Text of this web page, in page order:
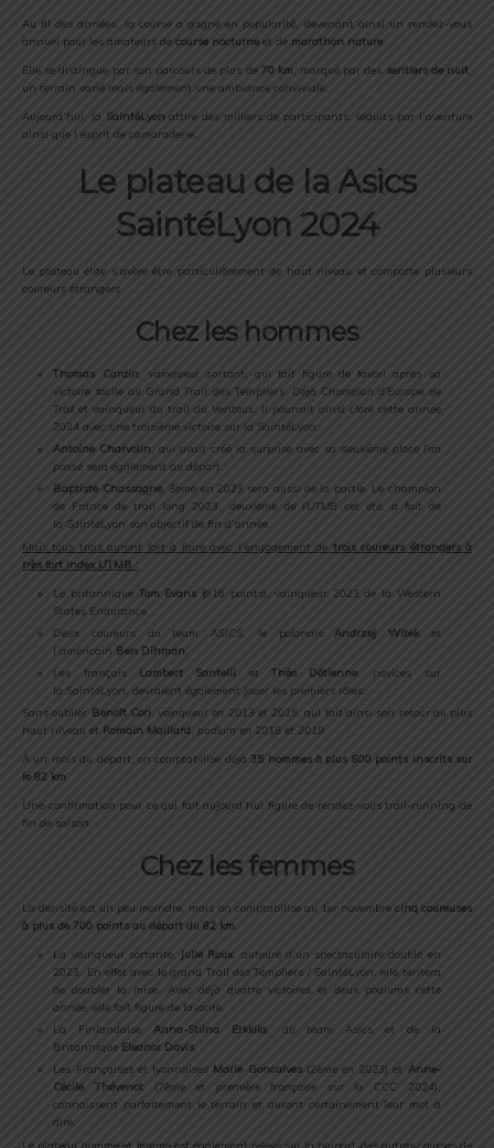
Au fil des années, la course a gagné en popularité, devenant ainsi un rendez-vous
annuel pour les amateurs de course nocturne et de marathon nature
Elle se distingue par son parcours de plus de 70 km, marqué par des sentiers de nuit,
un terrain varié mais également une ambiance conviviale.
Aujourd’hui, la SaintéLyon attire des milliers de participants, séduits par l’aventure
ainsi que l’esprit de camaraderie.
Le plateau de la Asics
SaintéLyon 2024
Le plateau élite s’avère être particulièrement de haut niveau et comporte plusieurs
coureurs étrangers.
Chez les hommes
Thomas Cardin, vainqueur sortant, qui fait figure de favori après sa
victoire facile au Grand Trail des Templiers. Déjà Champion d’Europe de
Trailet vainqueur du trail du Ventoux. Il pourrait ainsi clore cette année
2024 avec une troisième victoire sur la SaintéLyon.
Antoine Charvolin, qui avait créé la surprise avec sa deuxième place l’an
passé sera également au départ.
Baptiste Chassagne, 3ème en 2023 sera aussi de la partie. Le champion
de France de trail long 2023, deuxième de l’UTMB cet été, a fait de
la SaintéLyon son objectif de fin d’année.
Mais tous trois auront fort à faire avec l’engagement de trois coureurs étrangers à
très fort index UTMB :
Le britannique Tom Evans (916 points), vainqueur 2023 de la Western
States Endurance.
Deux coureurs du team ASICS, le polonais Andrzej Witeket
l’américain Ben Dihman.
Les français Lambert Santelli et Théo Détienne, novices sur
la SaintéLyon, devraient également jouer les premiers rôles.
Sans oublier Benoît Cori,vainqueur en 2013 et 2015 , qui fait ainsi son retour au plus
haut niveau et Romain Maillard podium en 2018 et 2019
À un mois du départ, on comptabilise déjà35 hommes à plus 800 points inscrits sur
le 82 km.
Une confirmation pour ce qui fait aujourd’hui figure de rendez-vous trail-running de
fin de saison.
Chez les femmes
La densité est un peu moindre, mais on comptabilise au 1er novembre cinq coureuses
à plus de 700 points au départ du 82 km.
La vainqueur sortante,
Julie Roux , auteure d’un spectaculaire doublé en
2023. En effet avec le grand Trail des Templiers / SaintéLyon, elle tentera
de doubler la mise. Avec déjà quatre victoires et deux podiums cette
année, elle fait figure de favorite.
La FinlandaiseAnna-Stiina Erkkila, du team Asics et de la
Britannique Eleanor Davis
Les Françaises et lyonnaises Marie Goncalves(2ème en 2023) et Anne-
Cécile Thévenot (7ème et première française sur la CCC 2024),
connaissent parfaitement le terrain et auront certainement leur mot à
dire.
Le plateau homme et femme est également relevé sur la plupart des autres courses de